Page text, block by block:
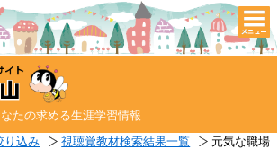
たの求める生涯学習情報
り込み 視聴覚教材検索結果一覧
元気な職場